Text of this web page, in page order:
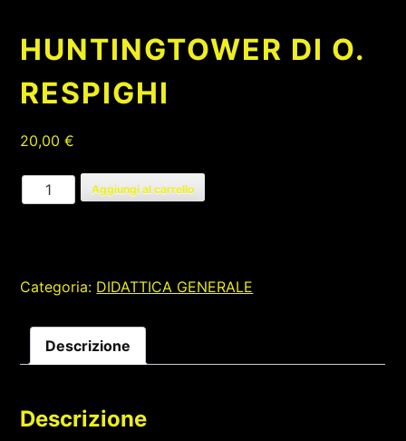
HUNTINGTOWER DI O.
RESPIGHI
20,00€
HUNTINGTOWER
DI
Aggiungi al carrello
Categoria: DIDATTICA GENERALE
Descrizione
Descrizione